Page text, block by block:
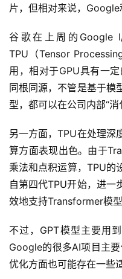
片，但相对来说，Google
谷歌在上周的Google
TPU（Tensor
用，相对于GPU具有一
同根同源，不管是基于模
型，都可以在公司内部“消
另一方面，TPU在处理深
算方面表现出色。由于
乘法和点积运算，TPU的
自第四代TPU开始，进一
效地支持Transformer模型
不过，GPT模型主要用
Google的很多AI项目主
优化方面也可能存在一些